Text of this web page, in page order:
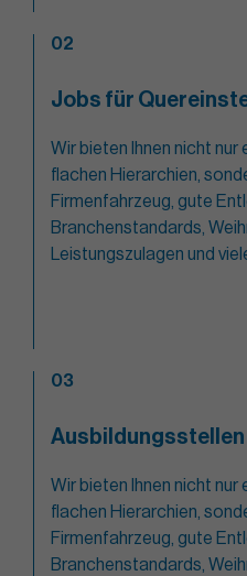
02
Jobs für
Wir bieten Ihnen nicht
flachen Hierarchien,
Firmenfahrzeug, gute
Branchenstandards,
Leistungszulagen und
03
Ausbildungsstellen
Wir bieten Ihnen nicht
flachen Hierarchien,
Firmenfahrzeug, gute
Branchenstandards,